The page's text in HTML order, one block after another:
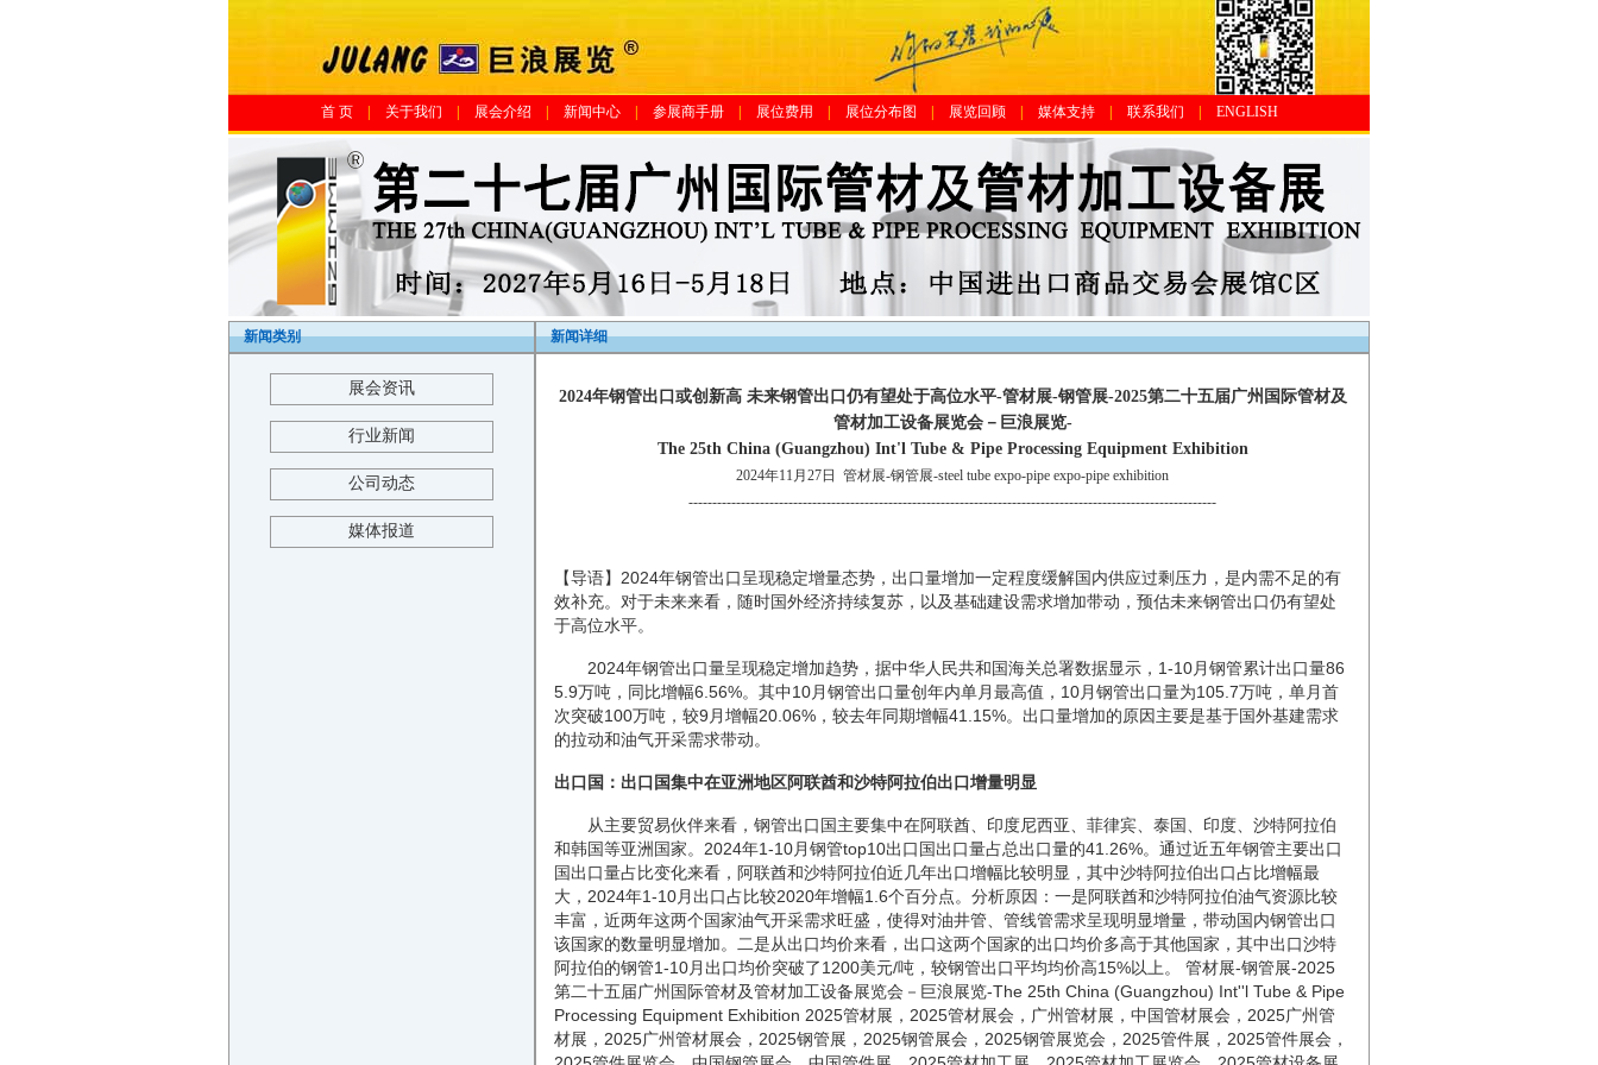
首 页 关于我们 展会介绍 新闻中心 参展商手册| 展位费用 展位分布图 展览回顾 媒体支持| 联系我们 ENGLISH
新闻类别
展会资讯
行业新闻
公司动态
媒体报道
新闻详细
2024年钢管出口或创新高 未来钢管出口仍有望处于高位水平-管材展-钢管展-2025第二十五届广州国际管材及
管材加工设备展览会－巨浪展览-
The 25th China (Guangzhou) Int'l Tube & Pipe Processing Equipment Exhibition
2024年11月27日
管材展-钢管展-steel tube expo-pipe expo-pipe exhibition
---------------------------------------------------------------------------------------------------------------
【导语】2024年钢管出口呈现稳定增量态势，出口量增加一定程度缓解国内供应过剩压力，是内需不足的有
效补充。对于未来来看，随时国外经济持续复苏，以及基础建设需求增加带动，预估未来钢管出口仍有望处
于高位水平。
2024年钢管出口量呈现稳定增加趋势，据中华人民共和国海关总署数据显示，1-10月钢管累计出口量86
5.9万吨，同比增幅6.56%。其中10月钢管出口量创年内单月最高值，10月钢管出口量为105.7万吨，单月首
次突破100万吨，较9月增幅20.06%，较去年同期增幅41.15%。出口量增加的原因主要是基于国外基建需求
的拉动和油气开采需求带动。
出口国：出口国集中在亚洲地区阿联酋和沙特阿拉伯出口增量明显
从主要贸易伙伴来看，钢管出口国主要集中在阿联酋、印度尼西亚、菲律宾、泰国、印度、沙特阿拉伯
和韩国等亚洲国家。2024年1-10月钢管top10出口国出口量占总出口量的41.26%。通过近五年钢管主要出口
国出口量占比变化来看，阿联酋和沙特阿拉伯近几年出口增幅比较明显，其中沙特阿拉伯出口占比增幅最
大，2024年1-10月出口占比较2020年增幅1.6个百分点。分析原因：一是阿联酋和沙特阿拉伯油气资源比较
丰富，近两年这两个国家油气开采需求旺盛，使得对油井管、管线管需求呈现明显增量，带动国内钢管出口
该国家的数量明显增加。二是从出口均价来看，出口这两个国家的出口均价多高于其他国家，其中出口沙特
阿拉伯的钢管1-10月出口均价突破了1200美元/吨，较钢管出口平均均价高15%以上。
管材展-钢管展-2025
第二十五届广州国际管材及管材加工设备展览会 －巨浪展览-The 25th China (Guangzhou) Int''l Tube & Pipe
Processing Equipment Exhibition 2025管材展， 2025管材展会，广州管材展，中国管材展会， 2025广州管
材展， 2025广州管材展会， 2025钢管展， 2025钢管展会， 2025钢管展览会， 2025管件展， 2025管件展会，